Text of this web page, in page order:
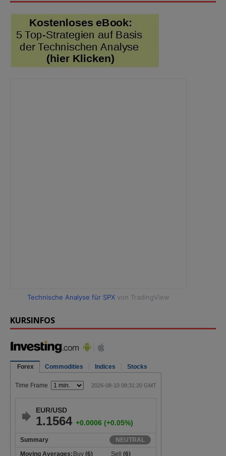
Technische Analyse für SPX von TradingView
KURSINFOS